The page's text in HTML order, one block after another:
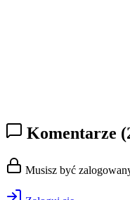
Komentarze
Musisz być